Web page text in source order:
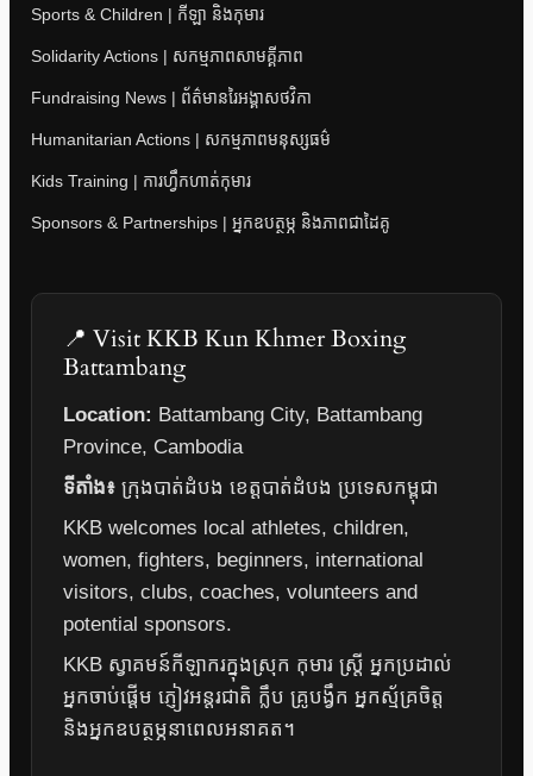
Sports & Children | កីឡា និងកុមារ
Solidarity Actions | សកម្មភាពសាមគ្គីភាព
Fundraising News | ព័ត៌មានរៃអង្គាសថវិកា
Humanitarian Actions | សកម្មភាពមនុស្សធម៌
Kids Training | ការហ្វឹកហាត់កុមារ
Sponsors & Partnerships | អ្នកឧបត្ថម្ភ និងភាពជាដៃគូ
📍 Visit KKB Kun Khmer Boxing
Battambang
Location: Battambang City, Battambang
Province, Cambodia
ទីតាំង៖ ក្រុងបាត់ដំបង ខេត្តបាត់ដំបង ប្រទេសកម្ពុជា
KKB welcomes local athletes, children,
women, fighters, beginners, international
visitors, clubs, coaches, volunteers and
potential sponsors.
KKB ស្វាគមន៍កីឡាករក្នុងស្រុក កុមារ ស្ត្រី អ្នកប្រដាល់
អ្នកចាប់ផ្តើម ភ្ញៀវអន្តរជាតិ ក្លឹប គ្រូបង្វឹក អ្នកស្ម័គ្រចិត្ត
និងអ្នកឧបត្ថម្ភនាពេលអនាគត។